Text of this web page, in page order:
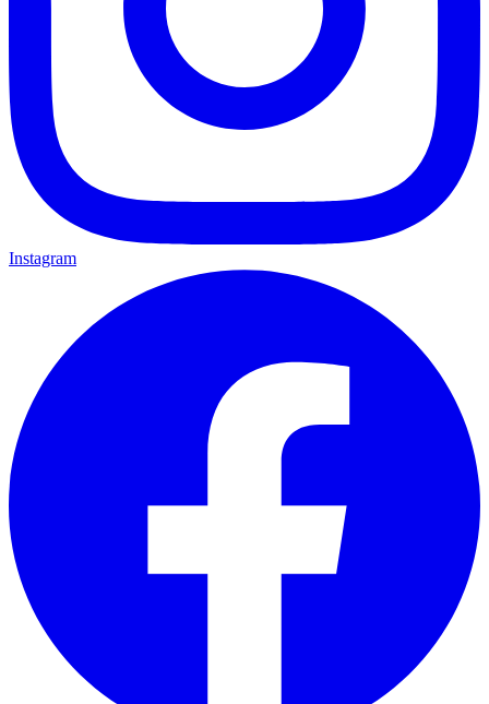
Instagram